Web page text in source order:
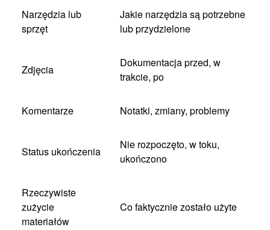
Narzędzia lub
sprzęt
Jakie narzędzia są potrzebne
lub przydzielone
Zdjęcia
Dokumentacja przed, w
trakcie, po
Komentarze Notatki, zmiany, problemy
Status ukończenia
Nie rozpoczęto, w toku,
ukończono
Rzeczywiste
zużycie
materiałów
Co faktycznie zostało użyte